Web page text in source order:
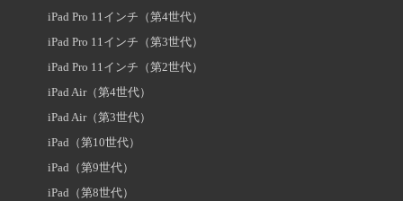
iPad Pro 11インチ（第4世代）
iPad Pro 11インチ（第3世代）
iPad Pro 11インチ（第2世代）
iPad Air（第4世代）
iPad Air（第3世代）
iPad（第10世代）
iPad（第9世代）
iPad（第8世代）